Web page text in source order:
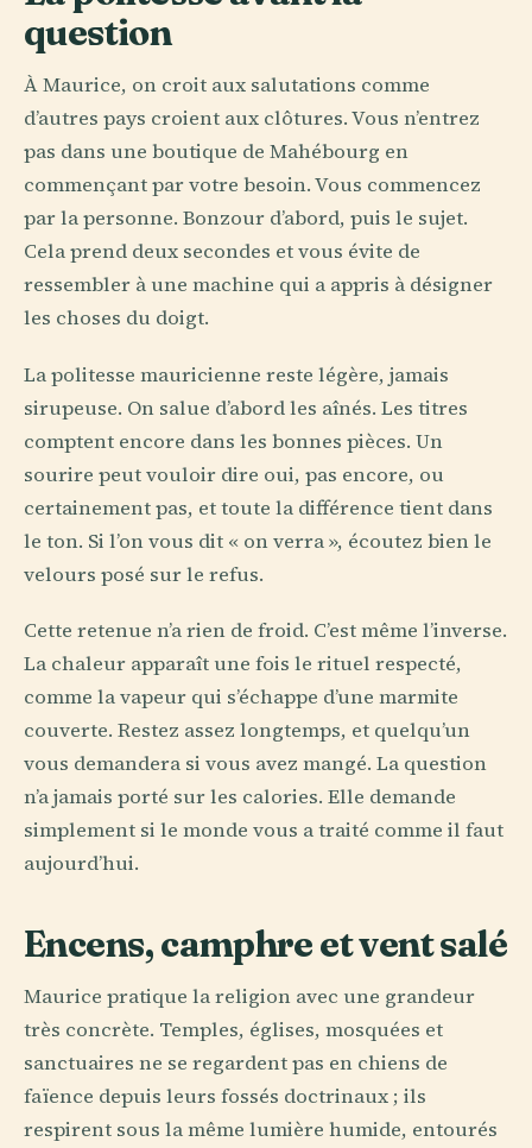
question
À Maurice, on croit aux salutations comme
d’autres pays croient aux clôtures. Vous n’entrez
pas dans une boutique de Mahébourg en
commençant par votre besoin. Vous commencez
par la personne. Bonzour d’abord, puis le sujet.
Cela prend deux secondes et vous évite de
ressembler à une machine qui a appris à désigner
les choses du doigt.
La politesse mauricienne reste légère, jamais
sirupeuse. On salue d’abord les aînés. Les titres
comptent encore dans les bonnes pièces. Un
sourire peut vouloir dire oui, pas encore, ou
certainement pas, et toute la différence tient dans
le ton. Si l’on vous dit « on verra », écoutez bien le
velours posé sur le refus.
Cette retenue n’a rien de froid. C’est même l’inverse.
La chaleur apparaît une fois le rituel respecté,
comme la vapeur qui s’échappe d’une marmite
couverte. Restez assez longtemps, et quelqu’un
vous demandera si vous avez mangé. La question
n’a jamais porté sur les calories. Elle demande
simplement si le monde vous a traité comme il faut
aujourd’hui.
Encens, camphre et vent salé
Maurice pratique la religion avec une grandeur
très concrète. Temples, églises, mosquées et
sanctuaires ne se regardent pas en chiens de
faïence depuis leurs fossés doctrinaux ; ils
respirent sous la même lumière humide, entourés